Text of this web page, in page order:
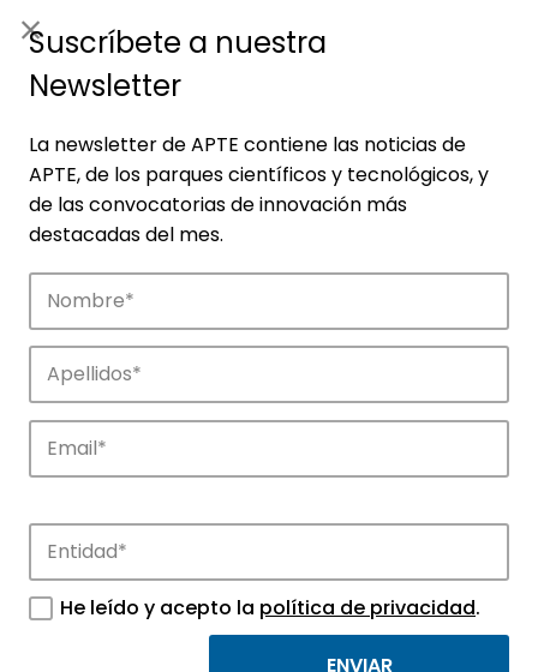
Noticias
Conoce las noticias más destacadas de
APTE y sus parques científicos y
tecnológicos.
Suscríbete a nuestra
Newsletter
La newsletter de APTE contiene las noticias de
APTE, de los parques científicos y tecnológicos, y
de las convocatorias de innovación más
destacadas del mes.
He leído y acepto la política de privacidad.